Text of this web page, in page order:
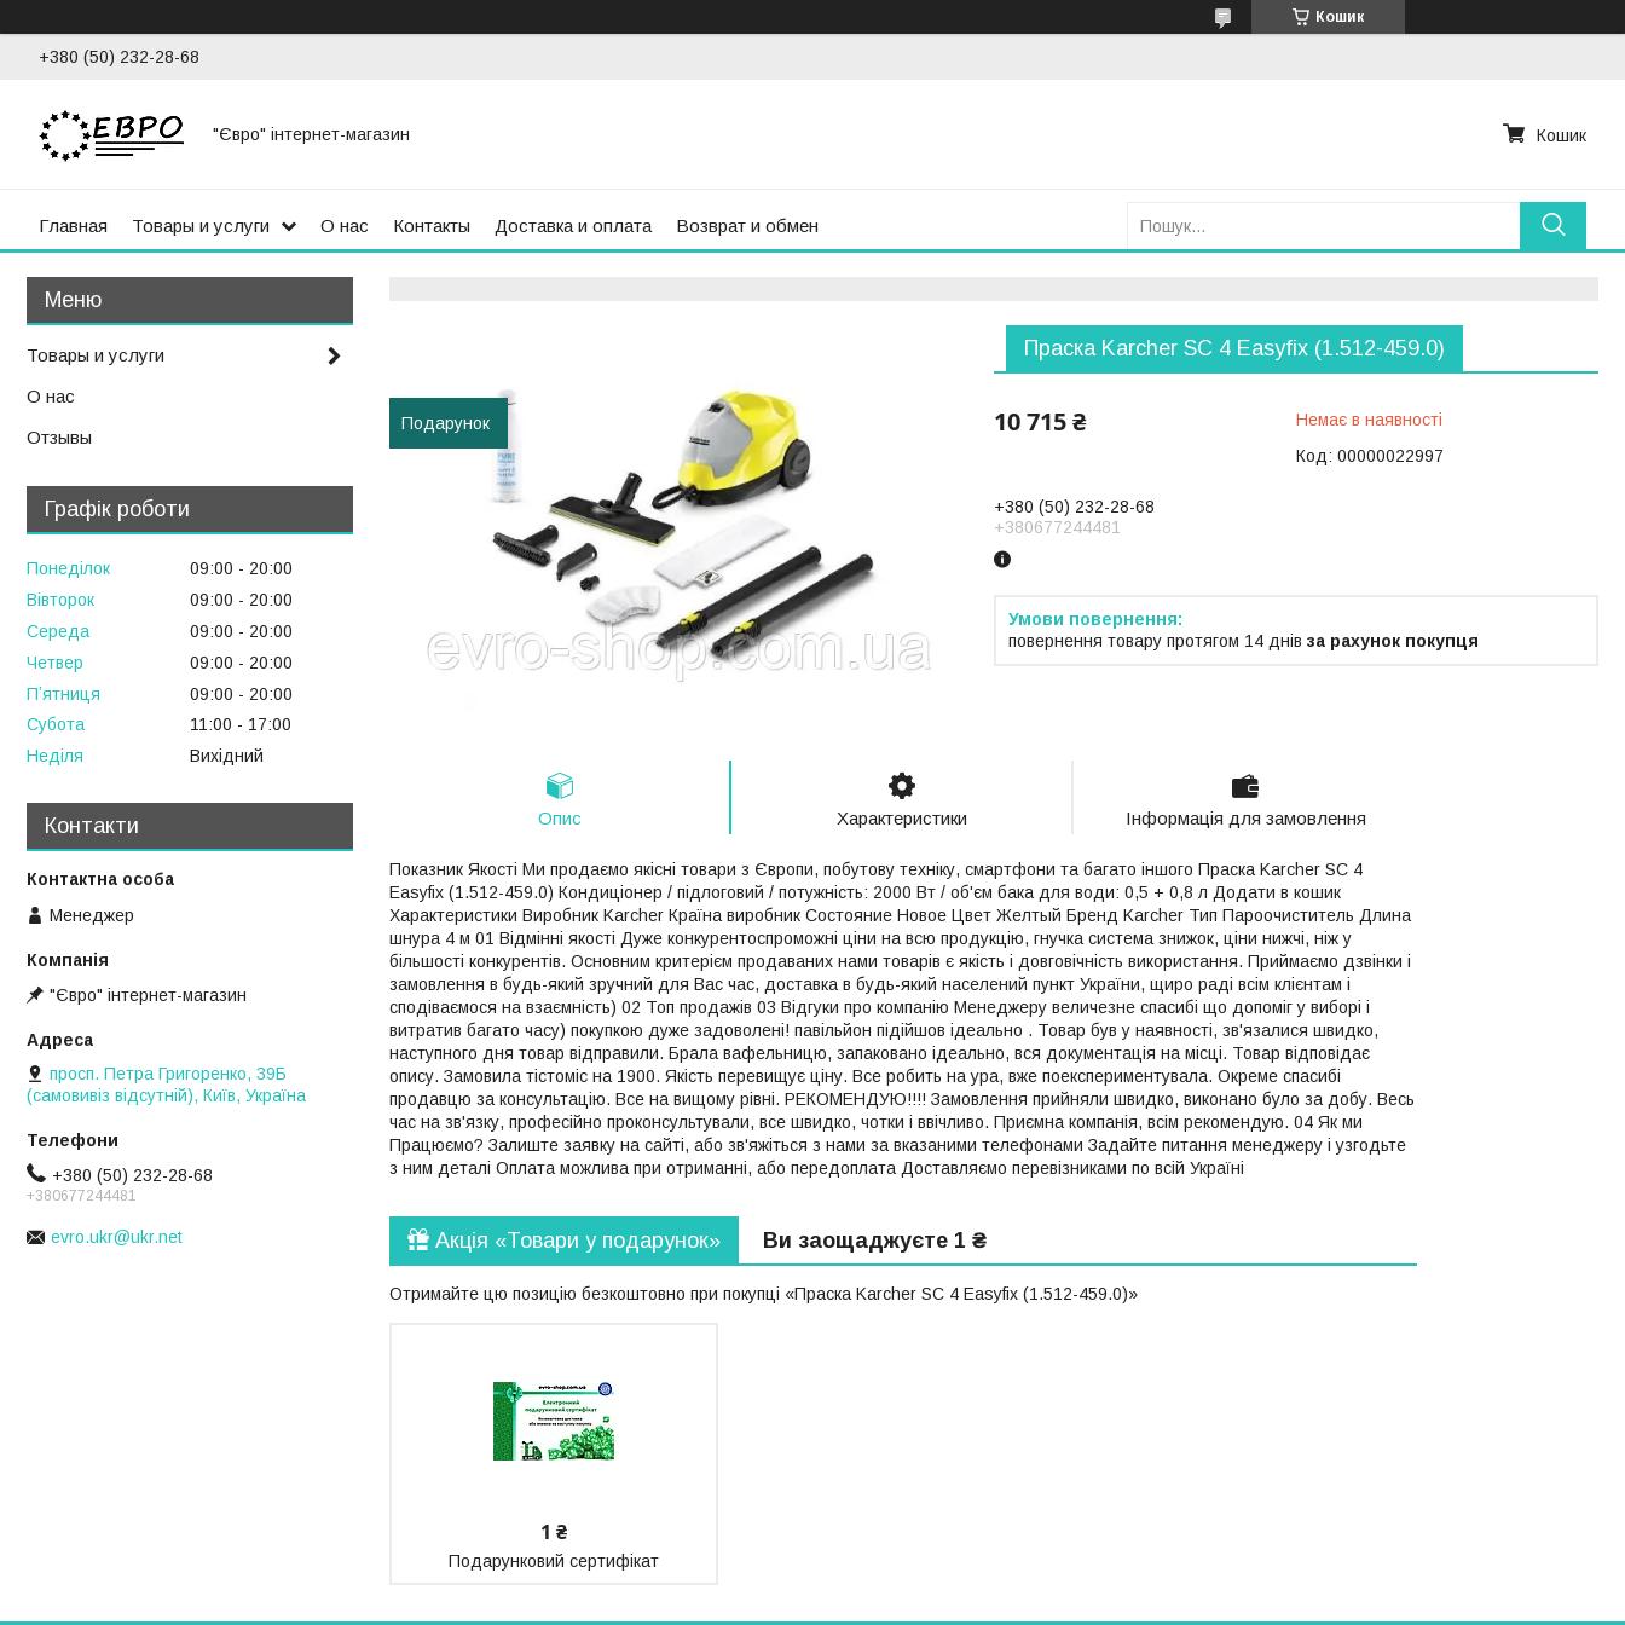
Кошик
+380 (50) 232-28-68
"Євро" інтернет-магазин Кошик
Главная Товары и услуги О нас Контакты Доставка и оплата Возврат и обмен
Подарунок
Праска Karcher SC 4 Easyfіx (1.512-459.0)
10 715 ₴
Немає в наявності
Код: 00000022997
+380 (50) 232-28-68
+380677244481
повернення товару протягом 14 днів за рахунок покупця
Опис Характеристики Інформація для замовлення
Показник Якості Ми продаємо якісні товари з Європи, побутову техніку, смартфони та багато іншого Праска Karcher SC 4
Easyfіx (1.512-459.0) Кондиціонер / підлоговий / потужність: 2000 Вт / об'єм бака для води: 0,5 + 0,8 л Додати в кошик
Характеристики Виробник Karcher Країна виробник Состояние Новое Цвет Желтый Бренд Karcher Тип Пароочиститель Длина
шнура 4 м 01 Відмінні якості Дуже конкурентоспроможні ціни на всю продукцію, гнучка система знижок, ціни нижчі, ніж у
більшості конкурентів. Основним критерієм продаваних нами товарів є якість і довговічність використання. Приймаємо дзвінки і
замовлення в будь-який зручний для Вас час, доставка в будь-який населений пункт України, щиро раді всім клієнтам і
сподіваємося на взаємність) 02 Топ продажів 03 Відгуки про компанію Менеджеру величезне спасибі що допоміг у виборі і
витратив багато часу) покупкою дуже задоволені! павільйон підійшов ідеально . Товар був у наявності, зв'язалися швидко,
наступного дня товар відправили. Брала вафельницю, запаковано ідеально, вся документація на місці. Товар відповідає
опису. Замовила тістоміс на 1900. Якість перевищує ціну. Все робить на ура, вже поекспериментувала. Окреме спасибі
продавцю за консультацію. Все на вищому рівні. РЕКОМЕНДУЮ!!!! Замовлення прийняли швидко, виконано було за добу. Весь
час на зв'язку, професійно проконсультували, все швидко, чотки і ввічливо. Приємна компанія, всім рекомендую. 04 Як ми
Працюємо? Залиште заявку на сайті, або зв'яжіться з нами за вказаними телефонами Задайте питання менеджеру і узгодьте
з ним деталі Оплата можлива при отриманні, або передоплата Доставляємо перевізниками по всій Україні
Акція «Товари у подарунок» Ви заощаджуєте 1 ₴
Отримайте цю позицію безкоштовно при покупці «Праска Karcher SC 4 Easyfіx (1.512-459.0)»
1 ₴
Подарунковий сертифікат
Товары и услуги
О нас
Отзывы
Графік роботи
Понеділок 09:00
20:00
Вівторок
09:00
20:00
Середа
09:00
20:00
Четвер
09:00
20:00
Пʼятниця
09:00
20:00
Субота
11:00
17:00
Неділя
Вихідний
Контакти
Менеджер
"Євро" інтернет-магазин
просп. Петра Григоренко, 39Б
(самовивіз відсутній), Київ, Україна
+380 (50) 232-28-68
+380677244481
evro.ukr@ukr.net